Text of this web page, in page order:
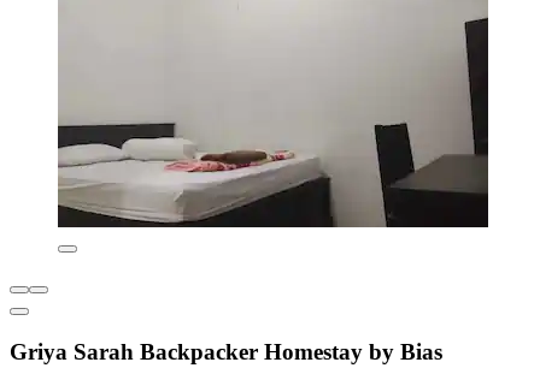
Griya Sarah Backpacker Homestay by Bias